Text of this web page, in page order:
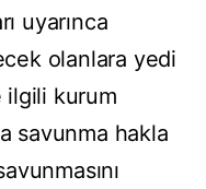
uyarınca
olanlara yedi
ilgili kurum
savunma hakla